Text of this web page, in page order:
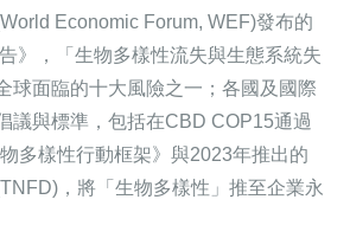
Economic Forum, WEF)發布的
》，「生物多樣性流失與生態系統失
球面臨的十大風險之一；各國及國際
議與標準，包括在CBD COP15通過
多樣性行動框架》與2023年推出的
，將「生物多樣性」推至企業永